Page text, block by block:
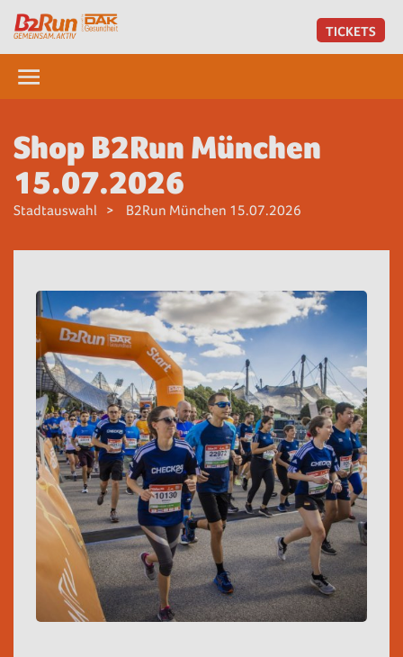
TICKETS
Shop B2Run München
15.07.2026
Stadtauswahl B2Run München 15.07.2026